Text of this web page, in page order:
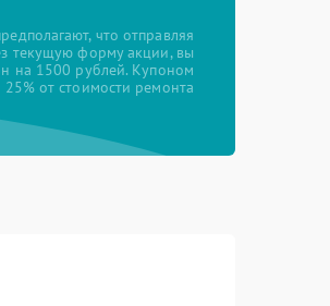
что отправляя
текущую форму акции, вы
на 1500 рублей. Купоном
от стоимости ремонта